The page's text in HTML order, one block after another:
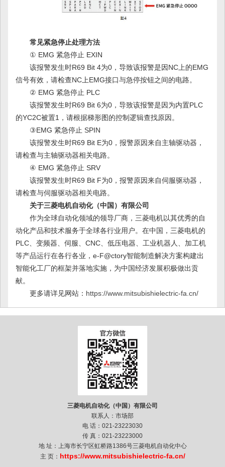
常见紧急停止处理方法
① EMG 紧急停止 EXIN
该报警发生时R69 Bit 4为0，导致该报警是因NC上的EMG
信号有效，请检查NC上EMG接口与急停按钮之间的电路。
② EMG 紧急停止 PLC
该报警发生时R69 Bit 6为0，导致该报警是因为内置PLC
的YC2C被置1，请根据梯形图的控制逻辑查找原因。
③EMG 紧急停止 SPIN
该报警发生时R69 Bit E为0，报警原因来自主轴驱动器，
请检查与主轴驱动器相关电路。
④ EMG 紧急停止 SRV
该报警发生时R69 Bit F为0，报警原因来自伺服驱动器，
请检查与伺服驱动器相关电路。
关于三菱电机自动化（中国）有限公司
作为全球自动化领域的领导厂商，三菱电机以其优秀的自
动化产品和技术服务于全球各行业用户。在中国，三菱电机的
PLC、变频器、伺服、CNC、低压电器、工业机器人、加工机
等产品运行在各行各业，e-F@ctory智能制造解决方案构建出
智能化工厂的框架并落地实施，为中国经济发展积极做出贡
献。
更多请详见网站： https://www.mitsubishielectric-fa.cn/
三菱电机自动化（中国）有限公司
联系人：市场部
电 话：021-23223030
传 真：021-23223000
地 址：上海市长宁区虹桥路1386号三菱电机自动化中心
主 页： https://www.mitsubishielectric-fa.cn/